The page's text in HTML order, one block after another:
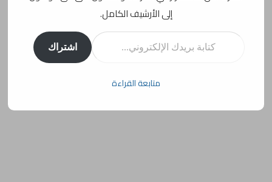
إلى الأرشيف الكامل.
كتابة بريدك الإلكتروني...
اشتراك
متابعة القراءة